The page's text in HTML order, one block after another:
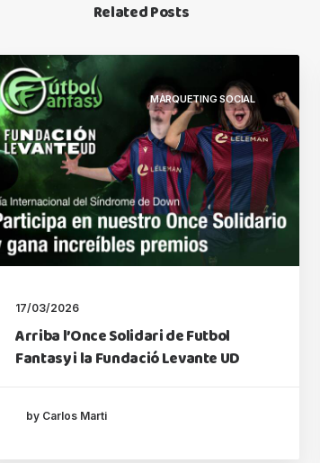
Related Posts
MÀRQUETING SOCIAL
17/03/2026
Arriba l’Once Solidari de Futbol
Fantasy i la Fundació Levante UD
by Carlos Marti